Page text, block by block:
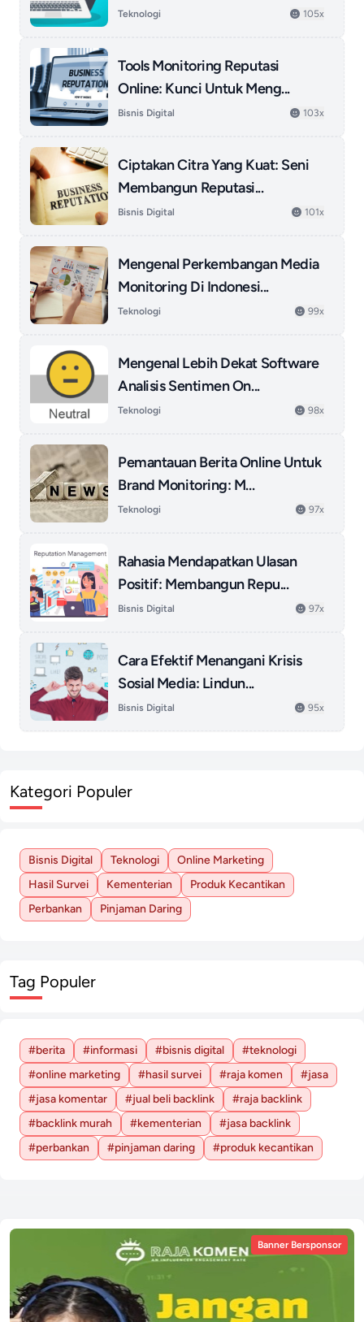
Teknologi 105x
Tools Monitoring Reputasi
Online: Kunci Untuk Meng...
Bisnis Digital 103x
Ciptakan Citra Yang Kuat: Seni
Membangun Reputasi...
Bisnis Digital 101x
Mengenal Perkembangan Media
Monitoring Di Indonesi...
Teknologi 99x
Mengenal Lebih Dekat Software
Analisis Sentimen On...
Teknologi 98x
Pemantauan Berita Online Untuk
Brand Monitoring: M...
Teknologi 97x
Rahasia Mendapatkan Ulasan
Positif: Membangun Repu...
Bisnis Digital 97x
Cara Efektif Menangani Krisis
Sosial Media: Lindun...
Bisnis Digital 95x
Kategori Populer
Bisnis Digital Teknologi
Online Marketing
Hasil Survei
Kementerian
Produk Kecantikan
Perbankan
Pinjaman Daring
Tag Populer
#berita #informasi #bisnis digital
#teknologi
#online marketing
#hasil survei #raja komen
#jasa
#jasa komentar
#jual beli backlink
#raja backlink
#backlink murah
#kementerian
#jasa backlink
#perbankan
#pinjaman daring #produk kecantikan
Banner Bersponsor